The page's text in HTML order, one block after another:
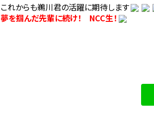
これからも鵜川君の活躍に期待します
夢を掴んだ先輩に続け！ NCC生！